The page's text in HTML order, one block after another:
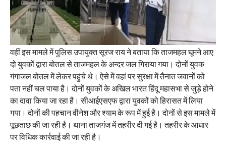
वहीं इस मामले में पुलिस उपायुक्त सूरज राय ने बताया कि ताजमहल घूमने आए
दो युवकों द्वारा बोतल से ताजमहल के अन्दर जल गिराया गया। दोनों युवक
गंगाजल बोतल में लेकर पहुंचे थे। ऐसे में वहां पर सुरक्षा में तैनात जवानों को
पता नहीं चल पाया है। दोनों युवकों के अखिल भारत हिंदू महासभा से जुड़े होने
का दावा किया जा रहा है। सीआईएसएफ द्वारा युवकों को हिरासत में लिया
गया। दोनों की पहचान वीनेश और श्याम के रूप में हुई है। दोनों से इस मामले में
पूछताछ की जा रही है। थाना ताजगंज में तहरीर दी गई है। तहरीर के आधार
पर विधिक कार्रवाई की जा रही है।